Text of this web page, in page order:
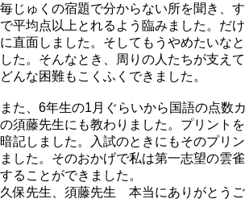
毎じゅくの宿題で分からない所を聞き、
で平均点以上とれるよう臨みました。だ
に直面しました。そしてもうやめたいな
した。そんなとき、周りの人たちが支え
どんな困難もこくふくできました。
また、6年生の1月ぐらいから国語の点数
の須藤先生にも教わりました。プリント
暗記しました。入試のときにもそのプリ
ました。そのおかげで私は第一志望の雲
することができました。
久保先生、須藤先生 本当にありがとうご